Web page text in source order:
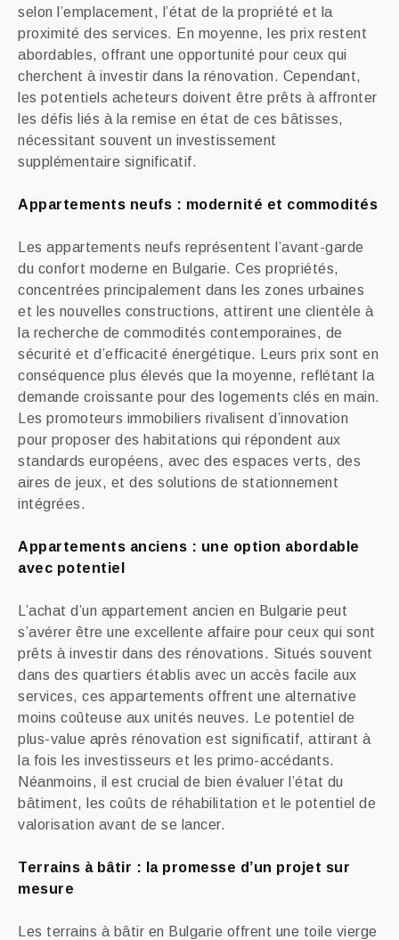
selon l’emplacement, l’état de la propriété et la
proximité des services. En moyenne, les prix restent
abordables, offrant une opportunité pour ceux qui
cherchent à investir dans la rénovation. Cependant,
les potentiels acheteurs doivent être prêts à affronter
les défis liés à la remise en état de ces bâtisses,
nécessitant souvent un investissement
supplémentaire significatif.
Appartements neufs : modernité et commodités
Les appartements neufs représentent l’avant-garde
du confort moderne en Bulgarie. Ces propriétés,
concentrées principalement dans les zones urbaines
et les nouvelles constructions, attirent une clientèle à
la recherche de commodités contemporaines, de
sécurité et d’efficacité énergétique. Leurs prix sont en
conséquence plus élevés que la moyenne, reflétant la
demande croissante pour des logements clés en main.
Les promoteurs immobiliers rivalisent d’innovation
pour proposer des habitations qui répondent aux
standards européens, avec des espaces verts, des
aires de jeux, et des solutions de stationnement
intégrées.
Appartements anciens : une option abordable
avec potentiel
L’achat d’un appartement ancien en Bulgarie peut
s’avérer être une excellente affaire pour ceux qui sont
prêts à investir dans des rénovations. Situés souvent
dans des quartiers établis avec un accès facile aux
services, ces appartements offrent une alternative
moins coûteuse aux unités neuves. Le potentiel de
plus-value après rénovation est significatif, attirant à
la fois les investisseurs et les primo-accédants.
Néanmoins, il est crucial de bien évaluer l’état du
bâtiment, les coûts de réhabilitation et le potentiel de
valorisation avant de se lancer.
Terrains à bâtir : la promesse d’un projet sur
mesure
Les terrains à bâtir en Bulgarie offrent une toile vierge